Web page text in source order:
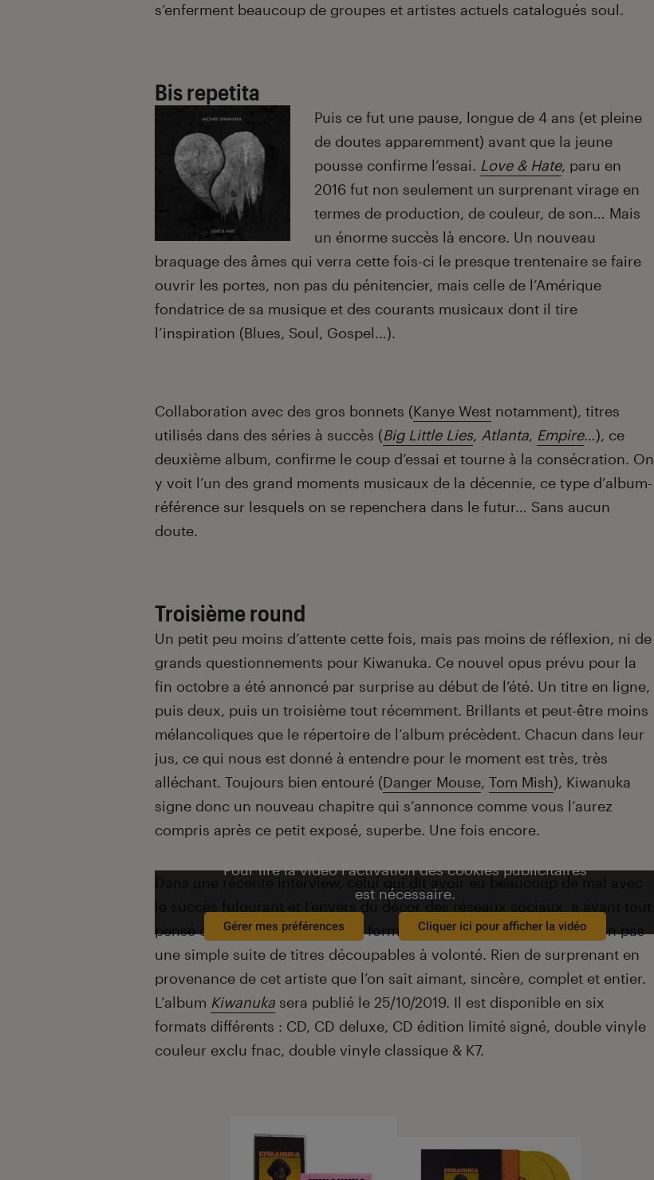
s’enferment beaucoup de groupes et artistes actuels catalogués soul.
Bis repetita
Puis ce fut une pause, longue de 4 ans (et pleine
de doutes apparemment) avant que la jeune
pousse confirme l’essai. Love & Hate, paru en
2016 fut non seulement un surprenant virage en
termes de production, de couleur, de son… Mais
un énorme succès là encore. Un nouveau
braquage des âmes qui verra cette fois-ci le presque trentenaire se faire
ouvrir les portes, non pas du pénitencier, mais celle de l’Amérique
fondatrice de sa musique et des courants musicaux dont il tire
l’inspiration (Blues, Soul, Gospel…).
Collaboration avec des gros bonnets (Kanye West notamment), titres
utilisés dans des séries à succès (Big Little Lies, Atlanta, Empire…), ce
deuxième album, confirme le coup d’essai et tourne à la consécration. On
y voit l’un des grand moments musicaux de la décennie, ce type d’album-
référence sur lesquels on se repenchera dans le futur… Sans aucun
doute.
Troisième round
Un petit peu moins d’attente cette fois, mais pas moins de réflexion, ni de
grands questionnements pour Kiwanuka. Ce nouvel opus prévu pour la
fin octobre a été annoncé par surprise au début de l’été. Un titre en ligne,
puis deux, puis un troisième tout récemment. Brillants et peut-être moins
mélancoliques que le répertoire de l’album précèdent. Chacun dans leur
jus, ce qui nous est donné à entendre pour le moment est très, très
alléchant. Toujours bien entouré (Danger Mouse, Tom Mish), Kiwanuka
signe donc un nouveau chapitre qui s’annonce comme vous l’aurez
compris après ce petit exposé, superbe. Une fois encore.
Pour lire la vidéo l’activation des cookies publicitaires
est nécessaire.
Gérer mes préférences Cliquer ici pour afficher la vidéo
Dans une récente interview, celui qui dit avoir eu beaucoup de mal avec
pensé ce nouvel album pour le format double vinyle (4 faces) et non pas
une simple suite de titres découpables à volonté. Rien de surprenant en
provenance de cet artiste que l’on sait aimant, sincère, complet et entier.
L’album Kiwanuka sera publié le 25/10/2019. Il est disponible en six
formats différents : CD, CD deluxe, CD édition limité signé, double vinyle
couleur exclu fnac, double vinyle classique & K7.